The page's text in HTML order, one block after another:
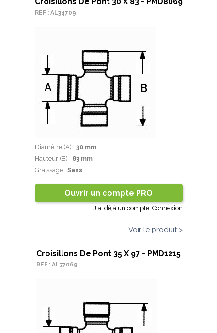
REF : AL34709
Diamètre (A) : 30 mm
Hauteur (B) : 83 mm
Graissage : Sans
Ouvrir un compte PRO
J'ai déjà un compte. Connexion
Voir le produit >
Croisillons De Pont 35 X 97 - PMD1215
REF : AL37069